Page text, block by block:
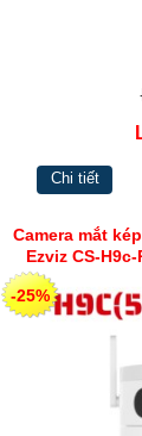
Chi tiết
Camera mắt
Ezviz CS-
-25%